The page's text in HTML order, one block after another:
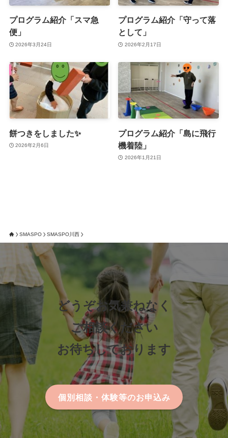
プログラム紹介「スマ急
便」
2026年3月24日
プログラム紹介「守って落
として」
2026年2月17日
餅つきをしました✨
2026年2月6日
プログラム紹介「島に飛行
機着陸」
2026年1月21日
SMASPO SMASPO川西
どうぞお気兼ねなく
ご相談ください
お待ちしております
個別相談・体験等のお申込み